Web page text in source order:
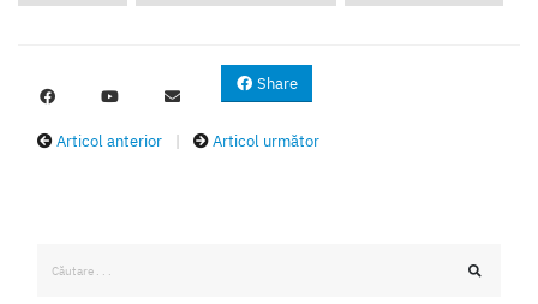
Share
Articol anterior Articol următor